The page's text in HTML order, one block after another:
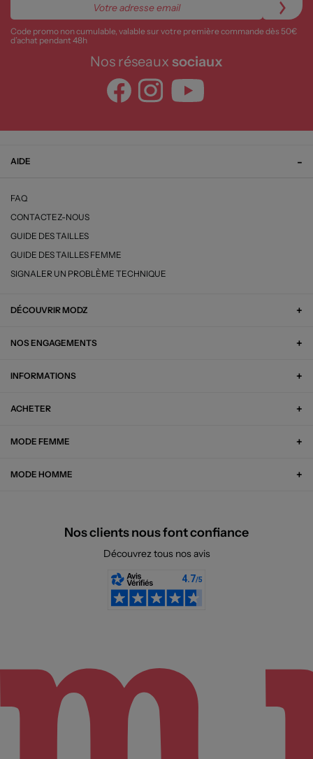
Code promo non cumulable, valable sur votre première commande dès 50€
d’achat pendant 48h
Nos réseaux sociaux
AIDE
FAQ
CONTACTEZ-NOUS
GUIDE DES TAILLES
GUIDE DES TAILLES FEMME
SIGNALER UN PROBLÈME TECHNIQUE
DÉCOUVRIR MODZ
NOS ENGAGEMENTS
INFORMATIONS
ACHETER
MODE FEMME
MODE HOMME
Nos clients nous font confiance
Découvrez tous nos avis